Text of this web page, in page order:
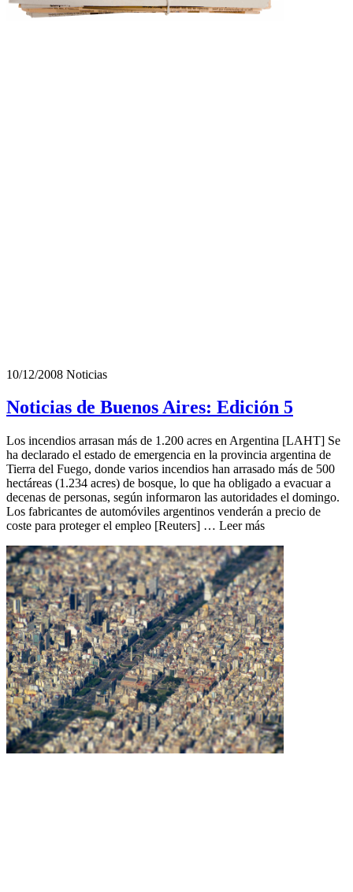
10/12/2008 Noticias
Noticias de Buenos Aires: Edición 5
Los incendios arrasan más de 1.200 acres en Argentina [LAHT] Se
ha declarado el estado de emergencia en la provincia argentina de
Tierra del Fuego, donde varios incendios han arrasado más de 500
hectáreas (1.234 acres) de bosque, lo que ha obligado a evacuar a
decenas de personas, según informaron las autoridades el domingo.
Los fabricantes de automóviles argentinos venderán a precio de
coste para proteger el empleo [Reuters] … Leer más